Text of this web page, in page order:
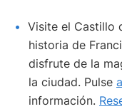
Visite el Castillo
historia de
disfrute de la
la ciudad. Pulse
información.